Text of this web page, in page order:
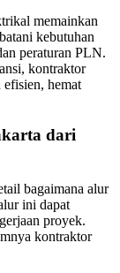
memainkan
kebutuhan
peraturan PLN.
kontraktor
hemat
dari
bagaimana alur
ini dapat
proyek.
kontraktor